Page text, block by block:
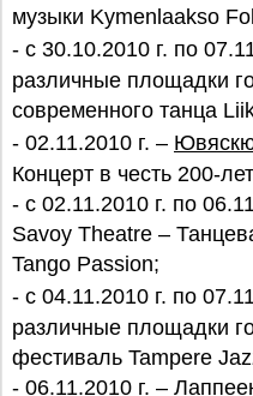
музыки Kymenlaakso
- с 30.10.2010 г. по
различные площадки
современного танца
- 02.11.2010 г. –
Концерт в честь 200-
- с 02.11.2010 г. по
Savoy Theatre –
Tango Passion;
- с 04.11.2010 г. по
различные площадки
фестиваль Tampere
- 06.11.2010 г. –